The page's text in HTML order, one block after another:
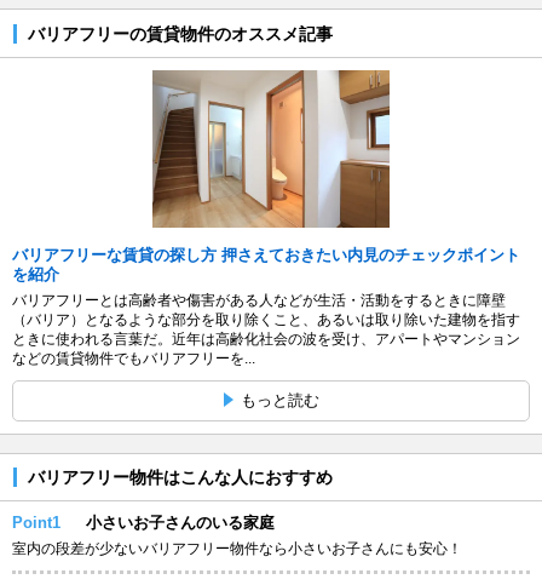
バリアフリーの賃貸物件のオススメ記事
バリアフリーな賃貸の探し方 押さえておきたい内見のチェックポイント
を紹介
バリアフリーとは高齢者や傷害がある人などが生活・活動をするときに障壁
（バリア）となるような部分を取り除くこと、あるいは取り除いた建物を指す
ときに使われる言葉だ。近年は高齢化社会の波を受け、アパートやマンション
などの賃貸物件でもバリアフリーを...
もっと読む
バリアフリー物件はこんな人におすすめ
Point1 小さいお子さんのいる家庭
室内の段差が少ないバリアフリー物件なら小さいお子さんにも安心！